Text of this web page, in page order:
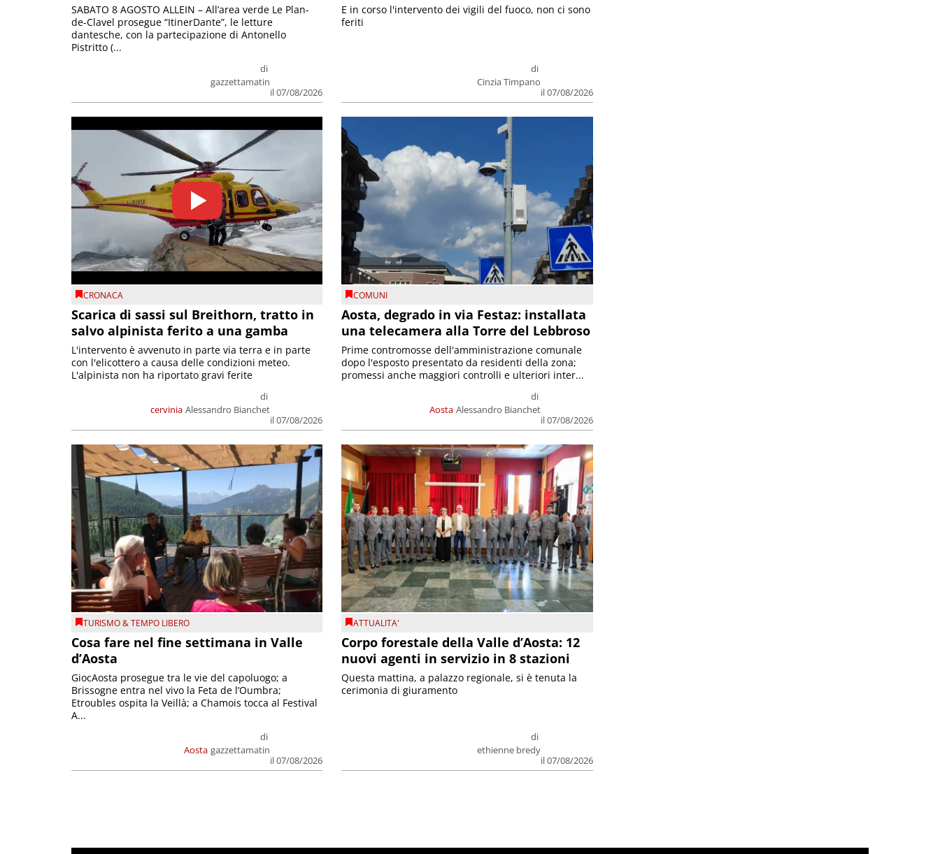
di
gazzettamatin
il 07/08/2026
SABATO 8 AGOSTO ALLEIN – All’area verde Le Plan-
de-Clavel prosegue “ItinerDante”, le letture
dantesche, con la partecipazione di Antonello
Pistritto (...
di
Cinzia Timpano
il 07/08/2026
E in corso l'intervento dei vigili del fuoco, non ci sono
feriti
CRONACA
Scarica di sassi sul Breithorn, tratto in
salvo alpinista ferito a una gamba
cervinia
di
Alessandro Bianchet
il 07/08/2026
L'intervento è avvenuto in parte via terra e in parte
con l'elicottero a causa delle condizioni meteo.
L'alpinista non ha riportato gravi ferite
COMUNI
Aosta, degrado in via Festaz: installata
una telecamera alla Torre del Lebbroso
Aosta
di
Alessandro Bianchet
il 07/08/2026
Prime contromosse dell'amministrazione comunale
dopo l'esposto presentato da residenti della zona;
promessi anche maggiori controlli e ulteriori inter...
TURISMO & TEMPO LIBERO
Cosa fare nel fine settimana in Valle
d’Aosta
Aosta
di
gazzettamatin
il 07/08/2026
GiocAosta prosegue tra le vie del capoluogo; a
Brissogne entra nel vivo la Feta de l’Oumbra;
Etroubles ospita la Veillà; a Chamois tocca al Festival
A...
ATTUALITA'
Corpo forestale della Valle d’Aosta: 12
nuovi agenti in servizio in 8 stazioni
di
ethienne bredy
il 07/08/2026
Questa mattina, a palazzo regionale, si è tenuta la
cerimonia di giuramento